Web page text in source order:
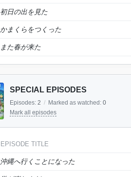
初日の出を見た
かまくらをつくった
また春が来た
SPECIAL EPISODES
Episodes: 2 / Marked as watched: 0
Mark all episodes
EPISODE TITLE
沖縄へ行くことになった